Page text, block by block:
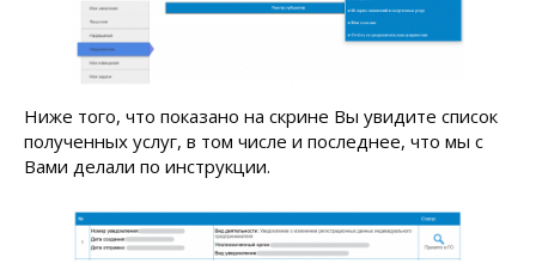
Ниже того, что показано на скрине Вы увидите список
полученных услуг, в том числе и последнее, что мы с
Вами делали по инструкции.